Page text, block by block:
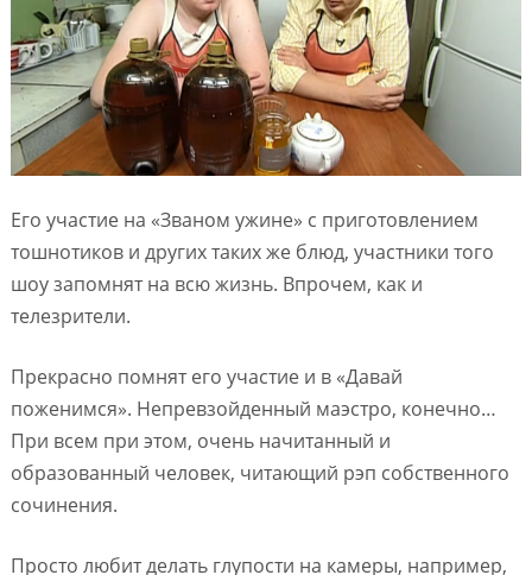
Его участие на «Званом ужине» с приготовлением
тошнотиков и других таких же блюд, участники того
шоу запомнят на всю жизнь. Впрочем, как и
телезрители.
Прекрасно помнят его участие и в «Давай
поженимся». Непревзойденный маэстро, конечно…
При всем при этом, очень начитанный и
образованный человек, читающий рэп собственного
сочинения.
Просто любит делать глупости на камеры, например,